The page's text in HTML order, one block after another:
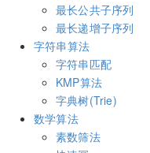
最长公共子序列
最长递增子序列
字符串算法
字符串匹配
KMP算法
字典树(Trie)
数学算法
素数筛法